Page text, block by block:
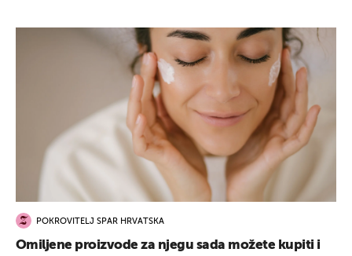
POKROVITELJ SPAR HRVATSKA
Omiljene proizvode za njegu sada možete kupiti i
UKLJUČITE NOTIFIKACIJE